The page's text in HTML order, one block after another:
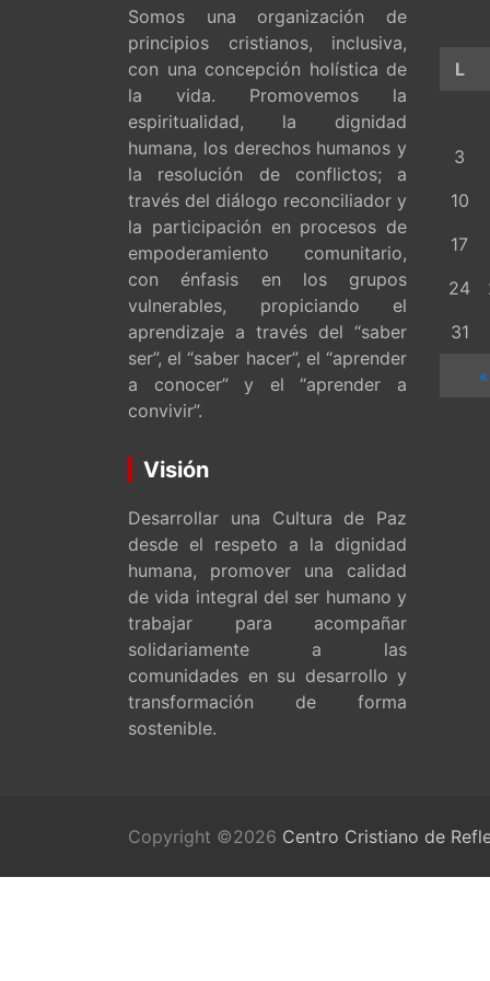
Somos una organización de
principios cristianos, inclusiva,
con una concepción holística de
la vida. Promovemos la
espiritualidad, la dignidad
humana, los derechos humanos y
la resolución de conflictos; a
través del diálogo reconciliador y
la participación en procesos de
empoderamiento comunitario,
con énfasis en los grupos
vulnerables, propiciando el
aprendizaje a través del “saber
ser”, el “saber hacer”, el “aprender
a conocer” y el “aprender a
convivir”.
Visión
Desarrollar una Cultura de Paz
desde el respeto a la dignidad
humana, promover una calidad
de vida integral del ser humano y
trabajar para acompañar
solidariamente a las
comunidades en su desarrollo y
transformación de forma
sostenible.
L
3
10
17
24
31
Copyright ©2026 Centro Cristiano de